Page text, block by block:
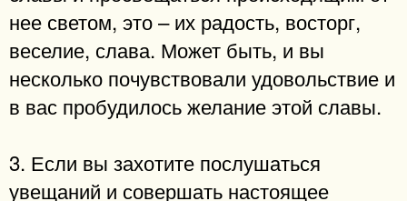
нее светом, это – их радость, восторг,
веселие, слава. Может быть, и вы
несколько почувствовали удовольствие и
в вас пробудилось желание этой славы.
3. Если вы захотите послушаться
увещаний и совершать настоящее